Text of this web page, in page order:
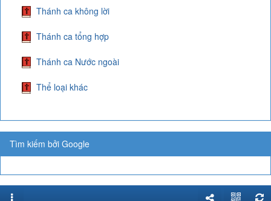
Thánh ca không lời
Thánh ca tổng hợp
Thánh ca Nước ngoài
Thể loại khác
Tìm kiếm bởi Google